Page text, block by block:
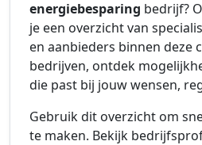
energiebesparing bedrijf?
je een overzicht van
en aanbieders binnen deze
bedrijven, ontdek
die past bij jouw wensen,
Gebruik dit overzicht om
te maken. Bekijk